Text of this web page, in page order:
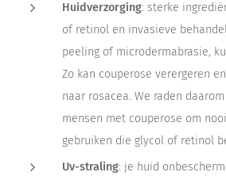
Huidverzorging: sterke
of retinol en invasieve
peeling of microdermabrasie,
Zo kan couperose verergeren
naar rosacea. We raden
mensen met couperose om
gebruiken die glycol of retinol
Uv-straling: je huid